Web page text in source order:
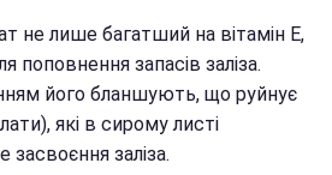
не лише багатший на вітамін Е,
поповнення запасів заліза.
його бланшують, що руйнує
які в сирому листі
заліза.